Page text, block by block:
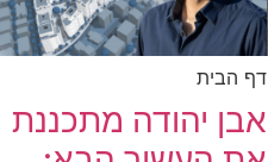
דף הבית
אבן יהודה מתכננת